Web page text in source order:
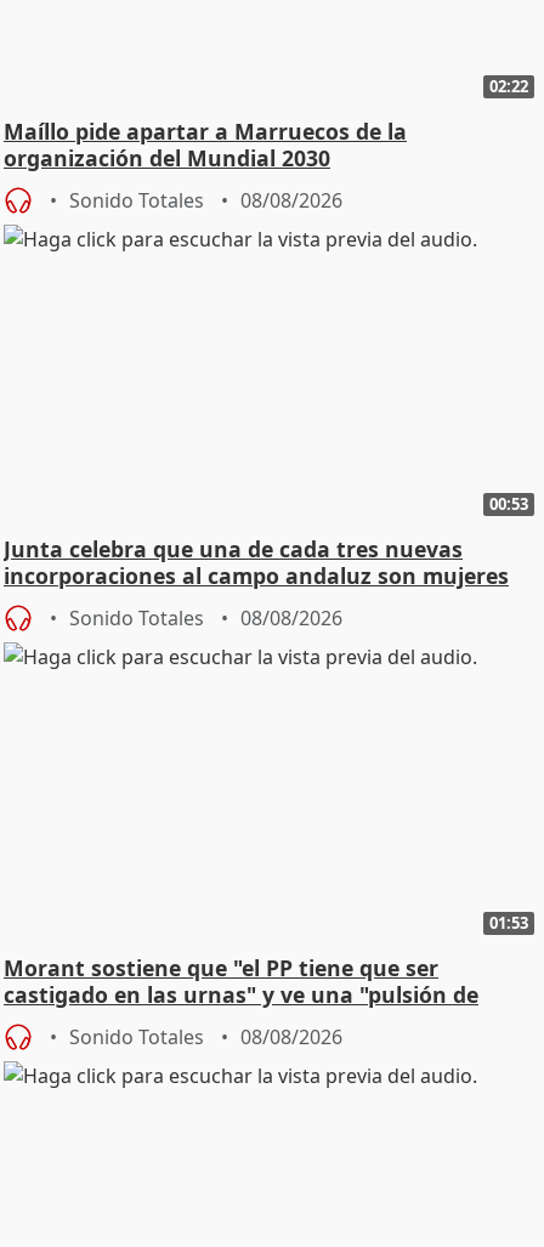
02:22
Maíllo pide apartar a Marruecos de la
organización del Mundial 2030
Sonido Totales 08/08/2026
00:53
Junta celebra que una de cada tres nuevas
incorporaciones al campo andaluz son mujeres
jóvenes
Sonido Totales 08/08/2026
01:53
Morant sostiene que "el PP tiene que ser
castigado en las urnas" y ve una "pulsión de
cambio"
Sonido Totales 08/08/2026